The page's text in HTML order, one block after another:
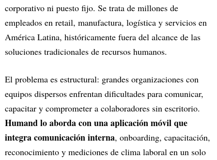
corporativo ni puesto fijo. Se trata de millones de
empleados en retail, manufactura, logística y servicios en
América Latina, históricamente fuera del alcance de las
soluciones tradicionales de recursos humanos.
El problema es estructural: grandes organizaciones con
equipos dispersos enfrentan dificultades para comunicar,
capacitar y comprometer a colaboradores sin escritorio.
Humand lo aborda con una aplicación móvil que
integra comunicación interna, onboarding, capacitación,
reconocimiento y mediciones de clima laboral en un solo